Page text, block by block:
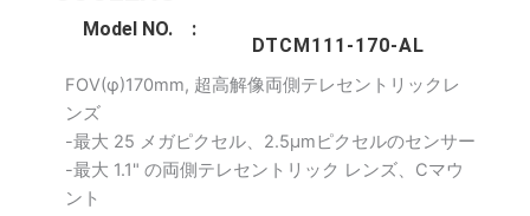
Model NO. :
DTCM111-170-AL
FOV(φ)170mm, 超高解像両側テレセントリックレ
ンズ
-最大 25 メガピクセル、2.5μmピクセルのセンサー
-最大 1.1" の両側テレセントリック レンズ、Cマウ
ント